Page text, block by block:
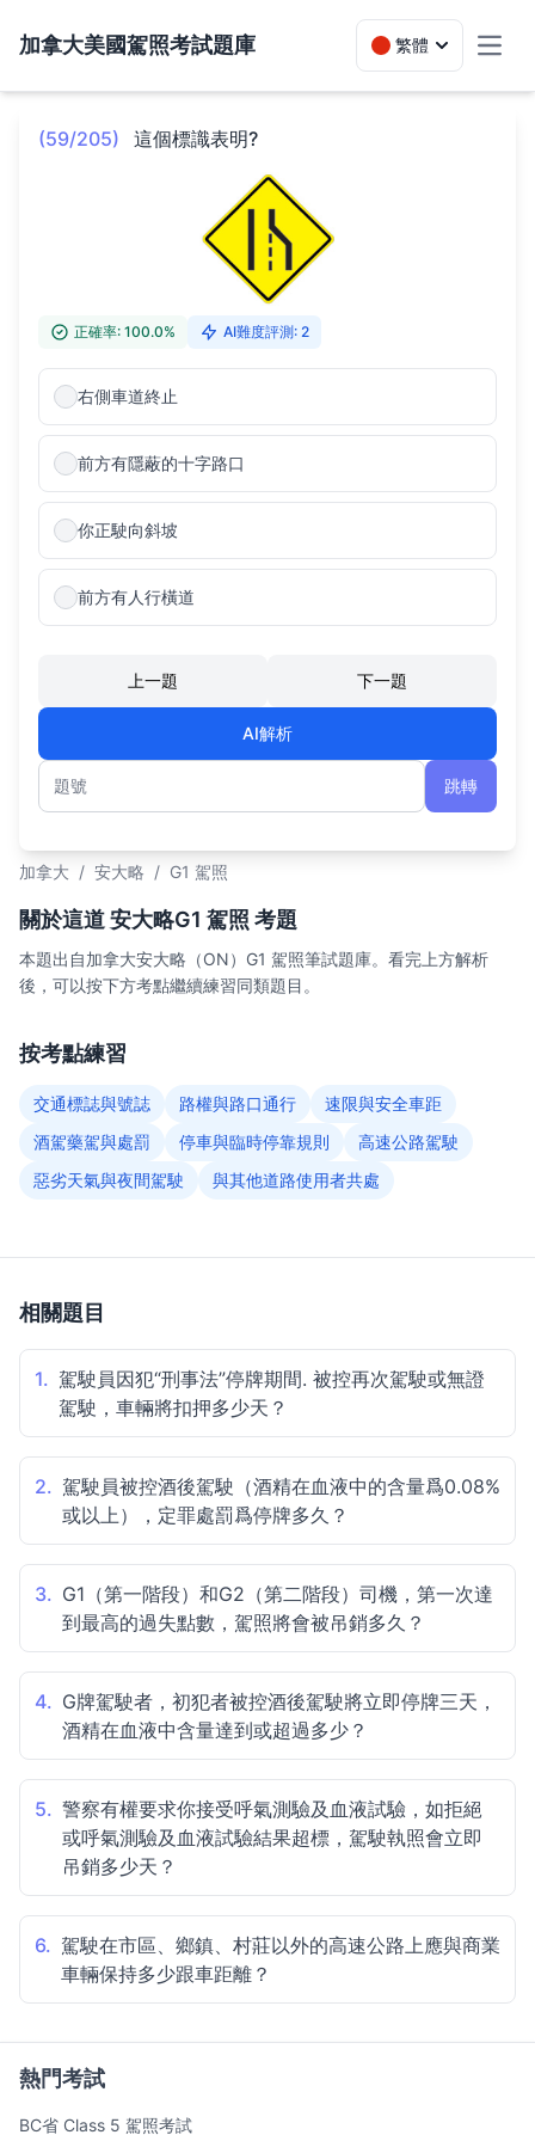
加拿大美國駕照考試題庫 繁體
(59/205) 這個標識表明?
正確率: 100.0% AI難度評測: 2
右側車道終止
前方有隱蔽的十字路口
你正駛向斜坡
前方有人行橫道
上一題 下一題
AI解析
題號
跳轉
加拿大 / 安大略 / G1 駕照
關於這道 安大略G1 駕照 考題
本題出自加拿大安大略（ON）G1 駕照筆試題庫。看完上方解析
後，可以按下方考點繼續練習同類題目。
按考點練習
交通標誌與號誌 路權與路口通行
速限與安全車距
酒駕藥駕與處罰
停車與臨時停靠規則
高速公路駕駛
惡劣天氣與夜間駕駛
與其他道路使用者共處
相關題目
1. 駕駛員因犯“刑事法”停牌期間. 被控再次駕駛或無證
駕駛，車輛將扣押多少天？
2. 駕駛員被控酒後駕駛（酒精在血液中的含量爲0.08%
或以上），定罪處罰爲停牌多久？
3. G1（第一階段）和G2（第二階段）司機，第一次達
到最高的過失點數，駕照將會被吊銷多久？
4. G牌駕駛者，初犯者被控酒後駕駛將立即停牌三天，
酒精在血液中含量達到或超過多少？
5. 警察有權要求你接受呼氣測驗及血液試驗，如拒絕
或呼氣測驗及血液試驗結果超標，駕駛執照會立即
吊銷多少天？
6. 駕駛在市區、鄉鎮、村莊以外的高速公路上應與商業
車輛保持多少跟車距離？
熱門考試
BC省 Class 5 駕照考試